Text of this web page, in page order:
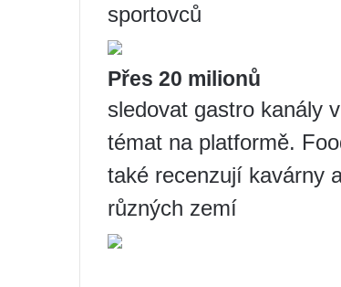
sportovců
Přes 20 milionů
sledovat gastro kanály
témat na platformě.
také recenzují kavárny
různých zemí